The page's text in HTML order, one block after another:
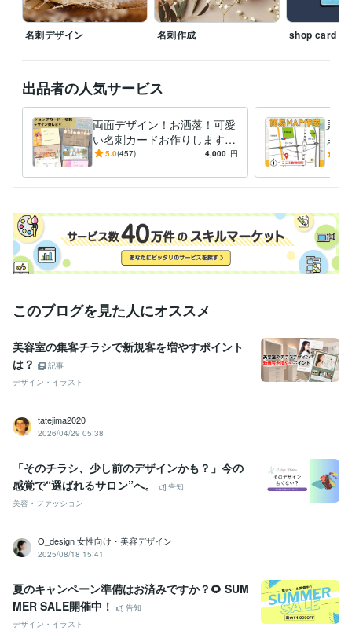
名刺デザイン 名刺作成 shop card
出品者の人気サービス
両面デザイン！お洒落！可愛
い名刺カードお作りします
こだわり！名刺やお店のポイ
か？
5.0(457) 4,000 円
見
ます
シ・
このブログを見た人にオススメ
美容室の集客チラシで新規客を増やすポイント
は？
記事
デザイン・イラスト
tatejima2020
2026/04/29 05:38
「そのチラシ、少し前のデザインかも？」今の
感覚で“選ばれるサロン”へ。
告知
美容・ファッション
O_design 女性向け・美容デザイン
2025/08/18 15:41
夏のキャンペーン準備はお済みですか？🌻 SUM
MER SALE開催中！
告知
デザイン・イラスト